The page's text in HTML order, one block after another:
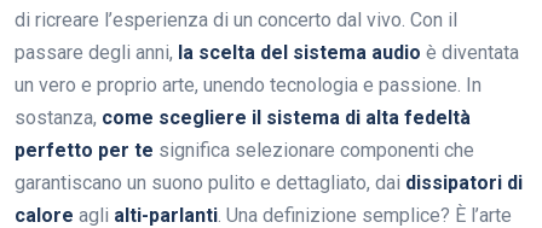
di ricreare l’esperienza di un concerto dal vivo. Con il
passare degli anni, la scelta del sistema audio è diventata
un vero e proprio arte, unendo tecnologia e passione. In
sostanza, come scegliere il sistema di alta fedeltà
perfetto per te significa selezionare componenti che
garantiscano un suono pulito e dettagliato, dai dissipatori di
calore agli alti-parlanti. Una definizione semplice? È l’arte